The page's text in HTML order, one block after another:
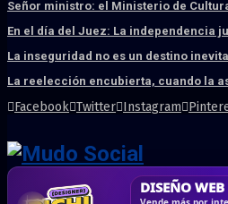
Señor ministro: el Ministerio de
En el día del Juez: La independencia
La inseguridad no es un destino
La reelección encubierta, cuando la
Facebook Twitter Instagram
HOSTING SSD
DISEÑO WEB
CRM &
CORREO